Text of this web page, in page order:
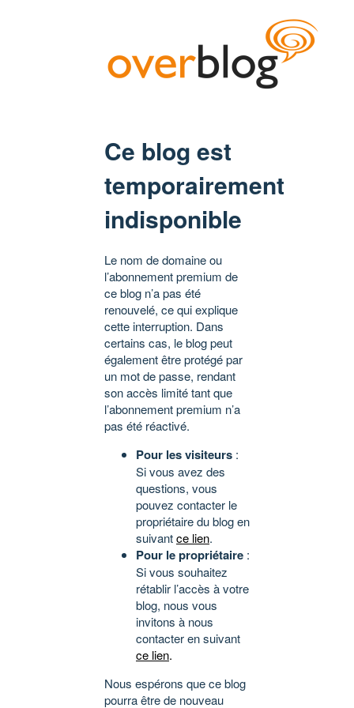
Ce blog est
temporairement
indisponible
Le nom de domaine ou
l’abonnement premium de
ce blog n’a pas été
renouvelé, ce qui explique
cette interruption. Dans
certains cas, le blog peut
également être protégé par
un mot de passe, rendant
son accès limité tant que
l’abonnement premium n’a
pas été réactivé.
Pour les visiteurs :
Si vous avez des
questions, vous
pouvez contacter le
propriétaire du blog en
suivantce lien.
Pour le propriétaire :
Si vous souhaitez
rétablir l’accès à votre
blog, nous vous
invitons à nous
contacter en suivant
ce lien.
Nous espérons que ce blog
pourra être de nouveau